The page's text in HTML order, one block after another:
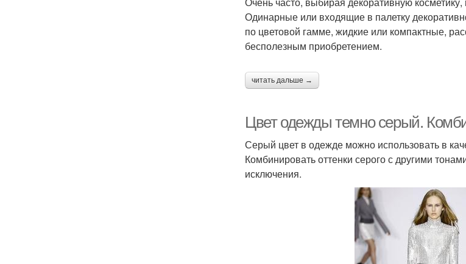
Одинарные или входящие в палетку
по цветовой гамме, жидкие или компактные,
бесполезным приобретением.
читать дальше →
Цвет одежды темно серый.
Серый цвет в одежде можно использовать в
Комбинировать оттенки серого с другими
исключения.